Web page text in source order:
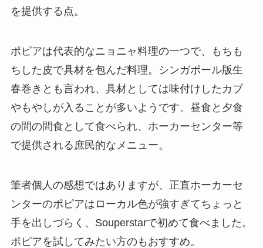
を提供する点。
ポピアは代表的なニョニャ料理の一つで、もちも
ちした皮で具材を包んだ料理。シンガポール版生
春巻きとも言われ、具材としては味付けしたカブ
やもやしが入ることが多いようです。昼食と夕食
の間の間食として食べられ、ホーカーセンター等
で提供される庶民的なメニュー。
筆者個人の感想ではありますが、正直ホーカーセ
ンターのポピアはローカル色が強すぎてちょっと
手を出しづらく、Souperstarで初めて食べました。
ポピアを試してみたい方のもおすすめ。